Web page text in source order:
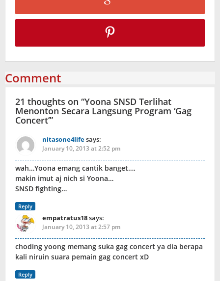
Comment
21 thoughts on “Yoona SNSD Terlihat
Menonton Secara Langsung Program ‘Gag
Concert’”
nitasone4lifesays:
January 10, 2013 at 2:52 pm
wah…Yoona emang cantik banget….
makin imut aj nich si Yoona…
SNSD fighting…
Reply
empatratus18says:
January 10, 2013 at 2:57 pm
choding yoong memang suka gag concert ya dia berapa
kali niruin suara pemain gag concert xD
Reply